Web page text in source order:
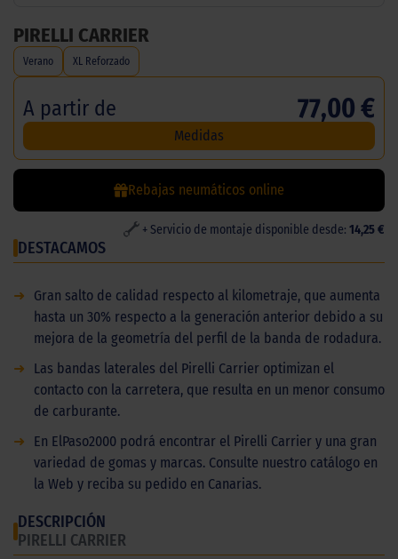
PIRELLI CARRIER
Verano XL Reforzado
A partir de 77,00 €
Medidas
Rebajas neumáticos online
+ Servicio de montaje disponible desde: 14,25 €
DESTACAMOS
➜
Gran salto de calidad respecto al kilometraje, que aumenta
hasta un 30% respecto a la generación anterior debido a su
mejora de la geometría del perfil de la banda de rodadura.
➜
Las bandas laterales del Pirelli Carrier optimizan el
contacto con la carretera, que resulta en un menor consumo
de carburante.
➜
En ElPaso2000 podrá encontrar el Pirelli Carrier y una gran
variedad de gomas y marcas. Consulte nuestro catálogo en
la Web y reciba su pedido en Canarias.
DESCRIPCIÓN
PIRELLI CARRIER